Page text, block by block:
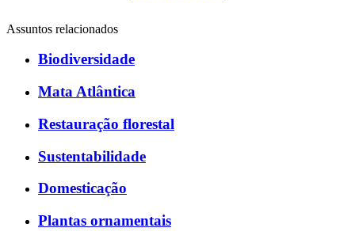
Assuntos relacionados
Biodiversidade
Mata Atlântica
Restauração florestal
Sustentabilidade
Domesticação
Plantas ornamentais